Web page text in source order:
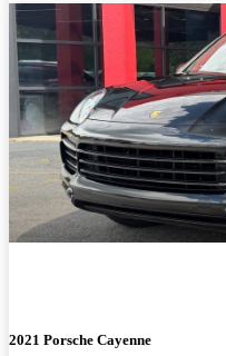
2021 Porsche Cayenne